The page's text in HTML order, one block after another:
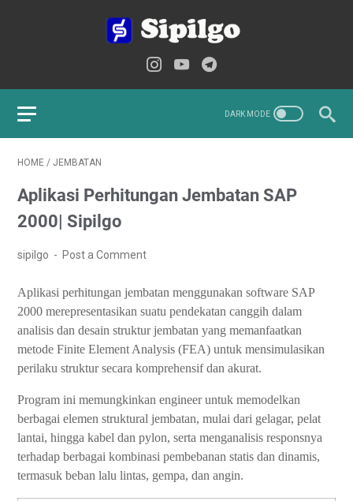
HOME / JEMBATAN
Aplikasi Perhitungan Jembatan SAP
2000| Sipilgo
sipilgo Post a Comment
Aplikasi perhitungan jembatan menggunakan software SAP
2000 merepresentasikan suatu pendekatan canggih dalam
analisis dan desain struktur jembatan yang memanfaatkan
metode Finite Element Analysis (FEA) untuk mensimulasikan
perilaku struktur secara komprehensif dan akurat.
Program ini memungkinkan engineer untuk memodelkan
berbagai elemen struktural jembatan, mulai dari gelagar, pelat
lantai, hingga kabel dan pylon, serta menganalisis responsnya
terhadap berbagai kombinasi pembebanan statis dan dinamis,
termasuk beban lalu lintas, gempa, dan angin.